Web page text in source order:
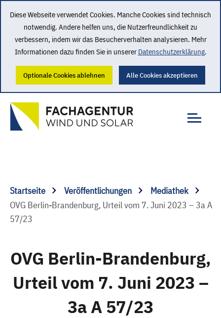
Diese Webseite verwendet Cookies. Manche Cookies sind technisch
notwendig. Andere helfen uns, die Nutzerfreundlichkeit zu
verbessern, indem wir das Besucherverhalten analysieren. Mehr
Informationen dazu finden Sie in unserer Datenschutzerklärung.
Optionale Cookies ablehnen Alle Cookies akzeptieren
Startseite Veröffentlichungen
Mediathek
OVG Berlin-Brandenburg, Urteil vom 7. Juni 2023 – 3a A
57/23
OVG Berlin-Brandenburg,
Urteil vom 7. Juni 2023 –
3a A 57/23